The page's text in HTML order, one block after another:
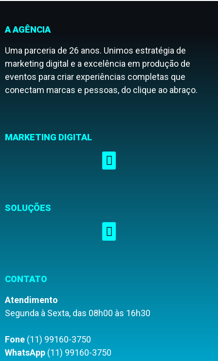
A AGÊNCIA
Uma parceria de 26 anos. Unimos estratégia de
marketing digital e a excelência em produção de
eventos para criar experiências completas que
conectam marcas e pessoas, do clique ao abraço.
MARKETING DIGITAL
SOLUÇÕES
CONTATO
Atendimento
Segunda à Sexta, das 08h00 às 16h30
Fone (11) 99160-3750
WhatsApp (11) 99160-3750